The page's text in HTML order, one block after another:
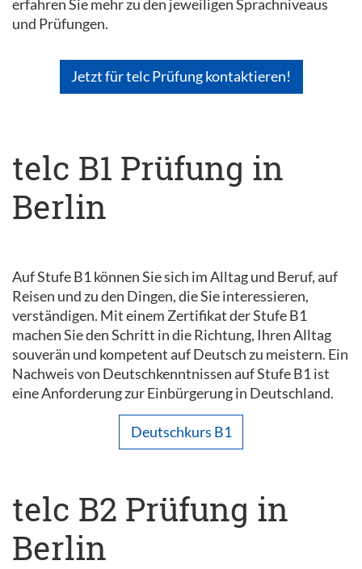
erfahren Sie mehr zu den jeweiligen Sprachniveaus
und Prüfungen.
Jetzt für telc Prüfung kontaktieren!
telc B1 Prüfung in
Berlin
Auf Stufe B1 können Sie sich im Alltag und Beruf, auf
Reisen und zu den Dingen, die Sie interessieren,
verständigen. Mit einem Zertifikat der Stufe B1
machen Sie den Schritt in die Richtung, Ihren Alltag
souverän und kompetent auf Deutsch zu meistern. Ein
Nachweis von Deutschkenntnissen auf Stufe B1 ist
eine Anforderung zur Einbürgerung in Deutschland.
Deutschkurs B1
telc B2 Prüfung in
Berlin